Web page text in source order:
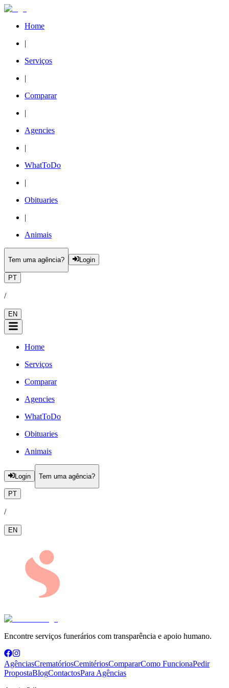
Home
|
Serviços
|
Comparar
|
Agencies
|
WhatToDo
|
Obituaries
|
Animais
Tem uma agência? Login
PT
/
EN
Home
Serviços
Comparar
Agencies
WhatToDo
Obituaries
Animais
Login Tem uma agência?
PT
/
EN
Encontre serviços funerários com transparência e apoio humano.
AgênciasCrematóriosCemitériosCompararComo FuncionaPedir
PropostaBlogContactosPara Agências